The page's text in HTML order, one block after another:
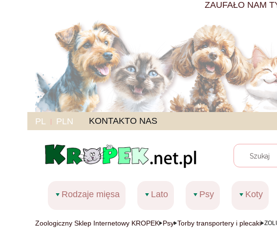
ZAUFAŁO NAM
PL PLN KONTAKTO NAS
Rodzaje mięsa Lato Psy Koty
Zoologiczny Sklep Internetowy KROPEK Psy Torby transportery i plecaki